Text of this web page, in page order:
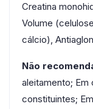
Creatina
Volume
cálcio),
Não
aleitamento; Em
constituintes;